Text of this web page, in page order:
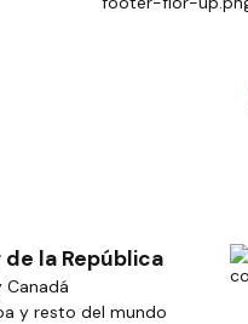
la República
Canadá
y resto del mundo